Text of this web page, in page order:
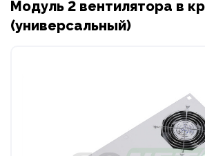
Модуль 2 вентилятора в
(универсальный)